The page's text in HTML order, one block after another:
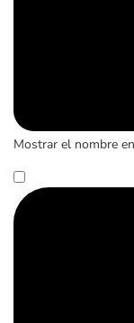
Mostrar el nombre